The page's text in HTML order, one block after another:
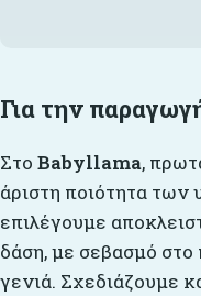
Για την
Στο Babyllama,
άριστη ποιότητα των
επιλέγουμε
δάση, με σεβασμό στο
γενιά. Σχεδιάζουμε